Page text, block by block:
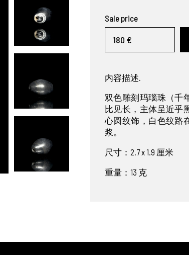
Sale price
180 €
内容描述.
双色雕刻玛瑙珠（千
比见长，主体呈近乎
心圆纹饰，白色纹路
浆。
尺寸：2.7 x 1.9 厘米
重量：13 克